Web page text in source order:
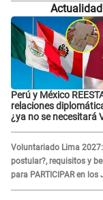
Actualidad
Perú y México
relaciones
¿ya no se necesitará
Voluntariado Lima
postular?, requisitos y
para PARTICIPAR en los
Panamericanos